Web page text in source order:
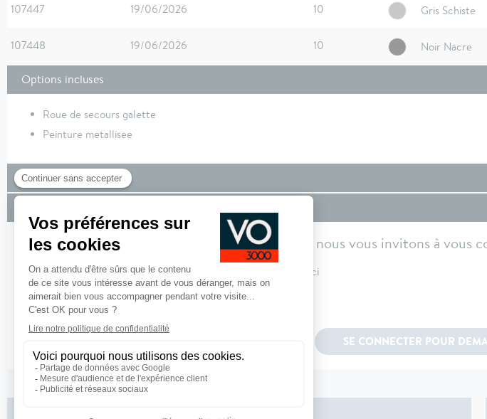
107447 19/06/2026 10 Gris Schiste
107448 19/06/2026 10 Noir Nacre
Options incluses
Roue de secours galette
Peinture metallisee
Équipements de série
Pour profiter de nos solutions de financement, nous vous invitons à
Pour plus de de détails sur nos offres de financement, cliquez ici
SE CONNECTER POUR